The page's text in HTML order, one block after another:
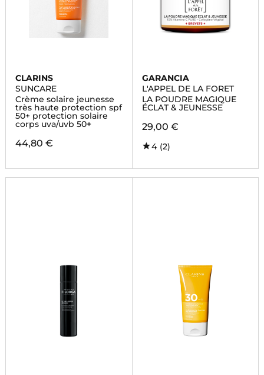
CLARINS
SUNCARE
Crème solaire jeunesse
très haute protection spf
50+ protection solaire
corps uva/uvb 50+
44,80 €
GARANCIA
L'APPEL DE LA FORET
LA POUDRE MAGIQUE
ÉCLAT & JEUNESSE
29,00 €
4 (2)